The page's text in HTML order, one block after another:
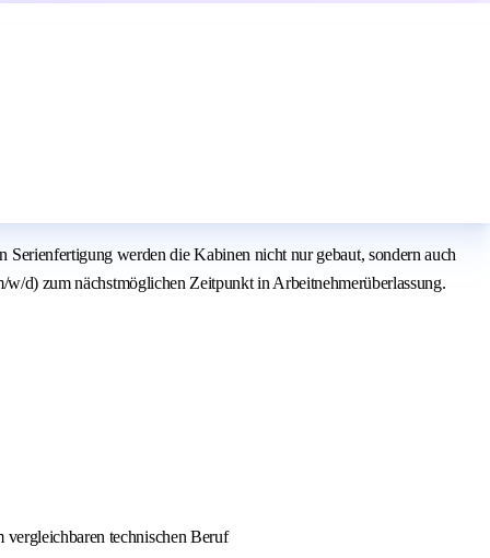
werden die Kabinen nicht nur gebaut, sondern auch
d) zum nächstmöglichen Zeitpunkt in Arbeitnehmerüberlassung.
technischen Beruf